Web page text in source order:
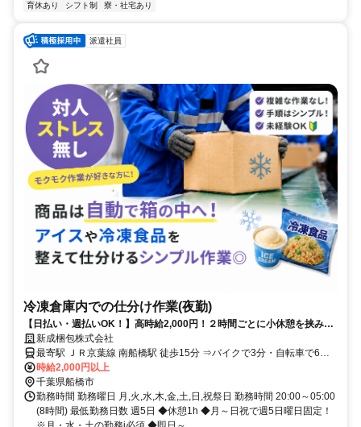
育休あり
シフト制 寮・社宅あり
派遣社員
冷凍倉庫内での仕分け作業(夜勤)
【日払い・週払いOK！】高時給2,000円！２時間ごとに小休憩を挟みな
がらの安心作業♪未経験者歓迎◎
新成梱包株式会社
最寄駅 ＪＲ京葉線 南船橋駅 徒歩15分 ⇒バイクで3分・自転車で6分
京成本線 船橋競馬場駅 その他7分 ⇒バイクで7分・自転車で10分 京
成本線 大神宮下駅 その他7分 ⇒バイクで7分・自転車で10分
時給2,000円以上
千葉県船橋市
勤務時間 勤務曜日 月,火,水,木,金,土,日,祝祭日 勤務時間 20:00～05:00
(8時間) 最低勤務日数 週5日 ◆休憩1h ◆月～日祝で週5日曜日固定！